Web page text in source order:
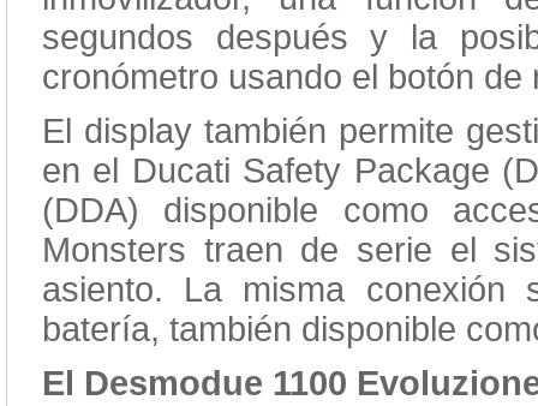
segundos después y la
cronómetro usando el botón
El display también permite
en el Ducati Safety Package
(DDA) disponible como
Monsters traen de serie el
asiento. La misma conexión
batería, también disponible
El Desmodue 1100